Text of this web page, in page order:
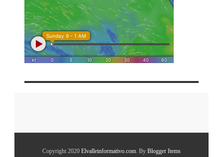
Copyright 2020 Elvalleinformativo.com . By Blogger Items